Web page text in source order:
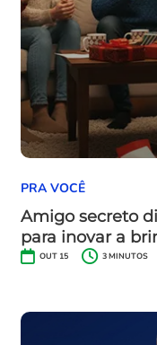
PRA VOCÊ
Amigo secreto
para inovar a
OUT 15 3MINUTOS